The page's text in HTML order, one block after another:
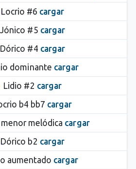
Locrio #6 cargar
Jónico #5 cargar
Dórico #4 cargar
dominante cargar
Lidio #2 cargar
b4 bb7 cargar
menor melódica cargar
Dórico b2 cargar
aumentado cargar